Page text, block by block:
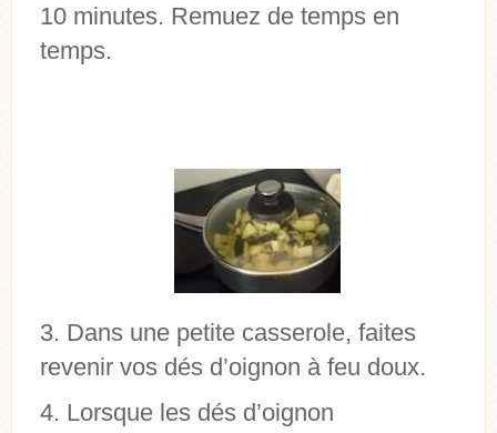
10 minutes. Remuez de temps en
temps.
Dans une petite casserole, faites
revenir vos dés d’oignon à feu doux.
Lorsque les dés d’oignon